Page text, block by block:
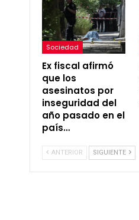
Sociedad
Ex fiscal afirmó
que los
asesinatos por
inseguridad del
año pasado en el
país…
ANTERIOR SIGUIENTE